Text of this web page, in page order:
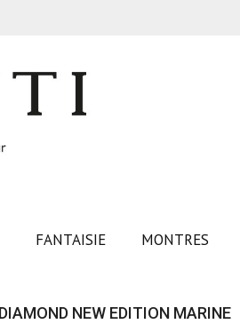
FANTAISIE MONTRES
NEW EDITION MARINE